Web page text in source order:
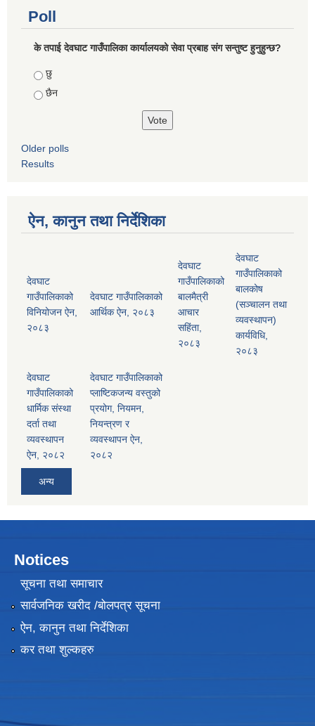
Poll
के तपाई देवघाट गाउँपालिका कार्यालयको सेवा प्रबाह संग सन्तुष्ट हुनुहुन्छ?
Choices
छु
छैन
Older polls
Results
ऐन, कानुन तथा निर्देशिका
देवघाट
गाउँपालिकाको
विनियोजन ऐन,
२०८३
देवघाट गाउँपालिकाको
आर्थिक ऐन, २०८३
देवघाट
गाउँपालिकाको
बालमैत्री
आचार
सहिंता,
२०८३
देवघाट
गाउँपालिकाको
बालकोष
(सञ्चालन तथा
व्यवस्थापन)
कार्यविधि,
२०८३
देवघाट
गाउँपालिकाको
धार्मिक संस्था
दर्ता तथा
व्यवस्थापन
ऐन, २०८२
देवघाट गाउँपालिकाको
प्लाष्टिकजन्य वस्तुको
प्रयोग, नियमन,
नियन्त्रण र
व्यवस्थापन ऐन,
२०८२
अन्य
Notices
सूचना तथा समाचार
सार्वजनिक खरीद /बोलपत्र सूचना
ऐन, कानुन तथा निर्देशिका
कर तथा शुल्कहरु